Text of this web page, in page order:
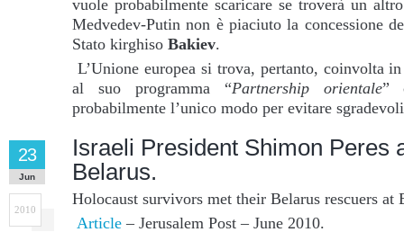
vuole probabilmente scaricare se troverà un
Medvedev-Putin non è piaciuto la concessione
Stato kirghiso Bakiev.
L’Unione europea si trova, pertanto, coinvolta
al suo programma “Partnership orientale”
probabilmente l’unico modo per evitare
Israeli President Shimon Peres
Belarus.
23
Jun
2010
Holocaust survivors met their Belarus rescuers at
Article – Jerusalem Post – June 2010.